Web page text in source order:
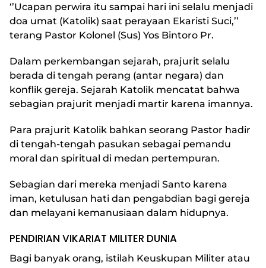
‘’Ucapan perwira itu sampai hari ini selalu menjadi
doa umat (Katolik) saat perayaan Ekaristi Suci,’’
terang Pastor Kolonel (Sus) Yos Bintoro Pr.
Dalam perkembangan sejarah, prajurit selalu
berada di tengah perang (antar negara) dan
konflik gereja. Sejarah Katolik mencatat bahwa
sebagian prajurit menjadi martir karena imannya.
Para prajurit Katolik bahkan seorang Pastor hadir
di tengah-tengah pasukan sebagai pemandu
moral dan spiritual di medan pertempuran.
Sebagian dari mereka menjadi Santo karena
iman, ketulusan hati dan pengabdian bagi gereja
dan melayani kemanusiaan dalam hidupnya.
PENDIRIAN VIKARIAT MILITER DUNIA
Bagi banyak orang, istilah Keuskupan Militer atau